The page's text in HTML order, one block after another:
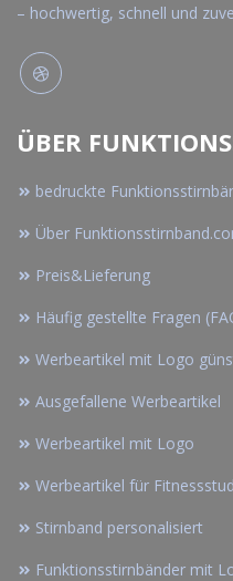
– hochwertig, schnell und
ÜBER
bedruckte
Über
Preis&Lieferung
Häufig gestellte Fragen
Werbeartikel mit Logo
Ausgefallene Werbeartikel
Werbeartikel mit Logo
Werbeartikel für
Stirnband personalisiert
Funktionsstirnbänder mit